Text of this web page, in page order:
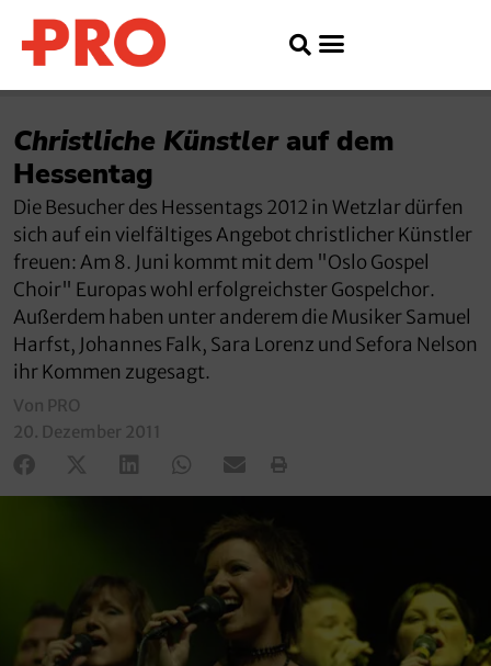
Christliche Künstlerauf dem
Hessentag
Die Besucher des Hessentags 2012 in Wetzlar dürfen
sich auf ein vielfältiges Angebot christlicher Künstler
freuen: Am 8. Juni kommt mit dem "Oslo Gospel
Choir" Europas wohl erfolgreichster Gospelchor.
Außerdem haben unter anderem die Musiker Samuel
Harfst, Johannes Falk, Sara Lorenz und Sefora Nelson
ihr Kommen zugesagt.
Von PRO
20. Dezember 2011